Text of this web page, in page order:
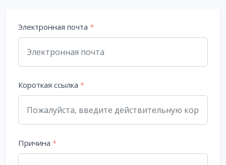
Электронная почта *
Короткая ссылка *
Причина *